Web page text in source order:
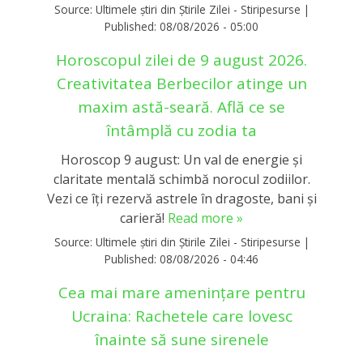
Source: Ultimele știri din Știrile Zilei - Stiripesurse |
Published: 08/08/2026 - 05:00
Horoscopul zilei de 9 august 2026.
Creativitatea Berbecilor atinge un
maxim astă-seară. Află ce se
întâmplă cu zodia ta
Horoscop 9 august: Un val de energie și
claritate mentală schimbă norocul zodiilor.
Vezi ce îți rezervă astrele în dragoste, bani și
carieră! Read more »
Source: Ultimele știri din Știrile Zilei - Stiripesurse |
Published: 08/08/2026 - 04:46
Cea mai mare amenințare pentru
Ucraina: Rachetele care lovesc
înainte să sune sirenele